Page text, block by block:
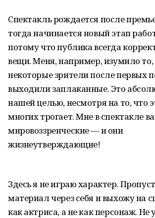
Спектакль рождается после
тогда начинается новый этап
потому что публика всегда
вещи. Меня, например, изумило то,
некоторые зрители после первых
выходили заплаканные. Это
нашей целью, несмотря на то, что
многих трогает. Мне в спектакле
мировоззренческие — и они
жизнеутверждающие!
Здесь я не играю характер.
материал через себя и выхожу на
как актриса, а не как персонаж. Не